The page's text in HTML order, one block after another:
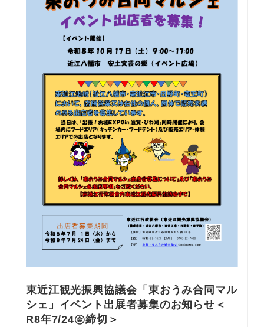
東近江観光振興協議会「東おうみ合同マル
シェ」イベント出展者募集のお知らせ＜
R8年7/24㊎締切＞